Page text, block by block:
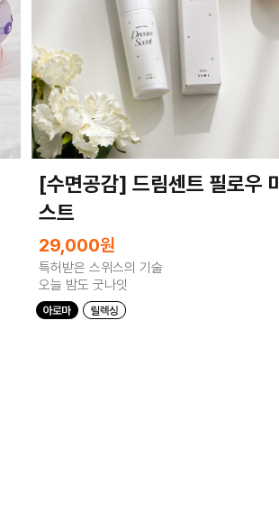
[수면공감] 드림센트 필로우 미
스트
29,000원
특허받은 스위스의 기술
오늘 밤도 굿나잇